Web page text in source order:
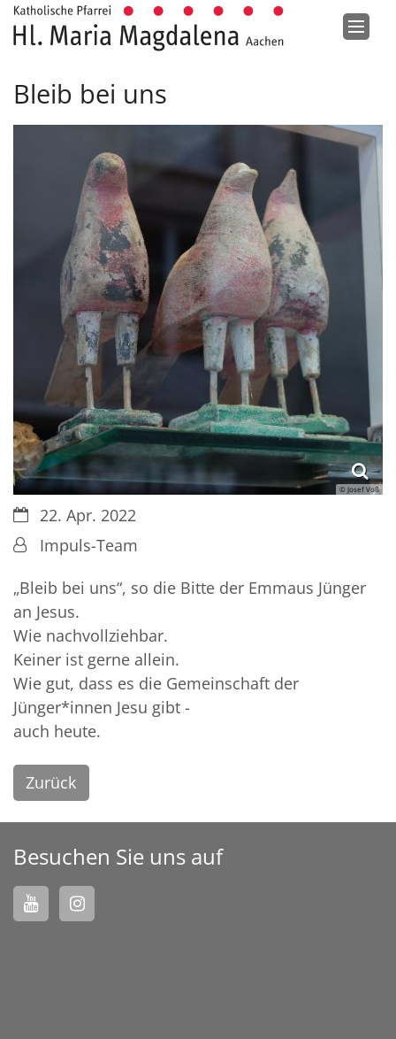
Zum Inhalt springen
Bleib bei uns
© Josef Voß
Datum:22. Apr. 2022
Von:Impuls-Team
„Bleib bei uns“, so die Bitte der Emmaus Jünger
an Jesus.
Wie nachvollziehbar.
Keiner ist gerne allein.
Wie gut, dass es die Gemeinschaft der
Jünger*innen Jesu gibt -
auch heute.
Zurück
Besuchen Sie uns auf